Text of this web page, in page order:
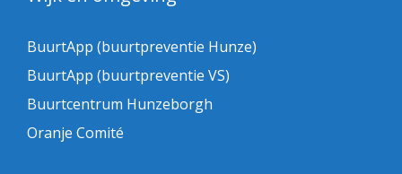
BuurtApp (buurtpreventie Hunze)
BuurtApp (buurtpreventie VS)
Buurtcentrum Hunzeborgh
Oranje Comité